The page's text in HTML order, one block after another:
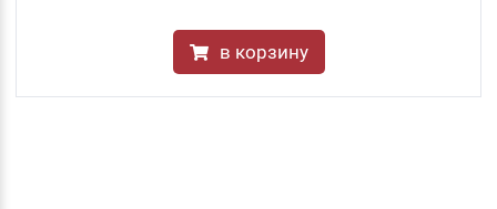
в корзину